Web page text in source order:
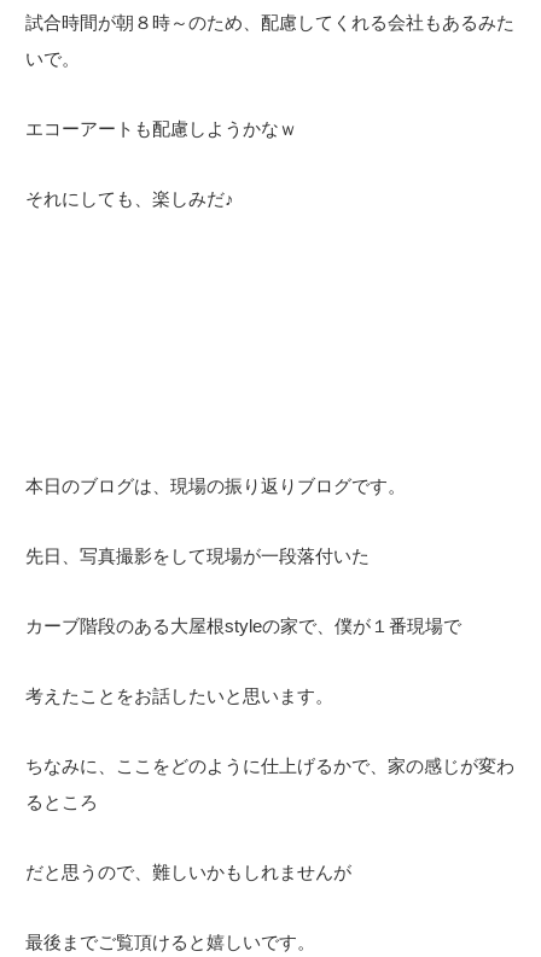
試合時間が朝８時～のため、配慮してくれる会社もあるみた
いで。
エコーアートも配慮しようかなｗ
それにしても、楽しみだ♪
本日のブログは、現場の振り返りブログです。
先日、写真撮影をして現場が一段落付いた
カーブ階段のある大屋根styleの家で、僕が１番現場で
考えたことをお話したいと思います。
ちなみに、ここをどのように仕上げるかで、家の感じが変わ
るところ
だと思うので、難しいかもしれませんが
最後までご覧頂けると嬉しいです。